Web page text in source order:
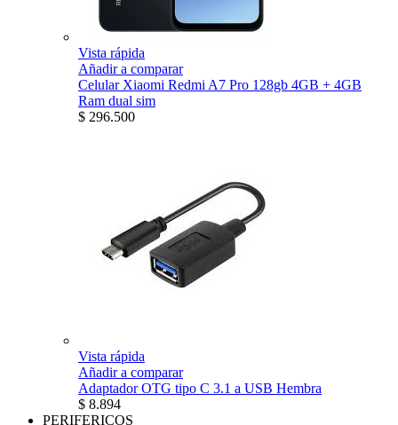
Vista rápida
Añadir a comparar
Celular Xiaomi Redmi A7 Pro 128gb 4GB + 4GB
Ram dual sim
$ 296.500
Vista rápida
Añadir a comparar
Adaptador OTG tipo C 3.1 a USB Hembra
$ 8.894
PERIFERICOS